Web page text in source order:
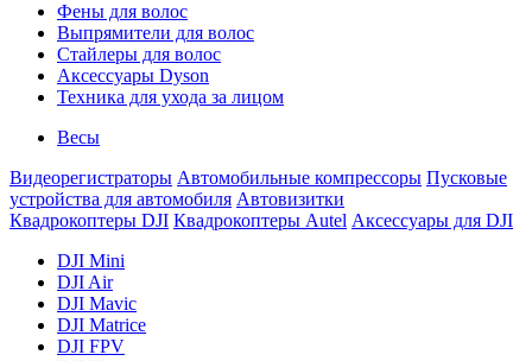
Фены для волос
Выпрямители для волос
Стайлеры для волос
Аксессуары Dyson
Техника для ухода за лицом
Весы
Видеорегистраторы Автомобильные компрессоры Пусковые
устройства для автомобиля Автовизитки
Квадрокоптеры DJI Квадрокоптеры Autel Аксессуары для DJI
DJI Mini
DJI Air
DJI Mavic
DJI Matrice
DJI FPV